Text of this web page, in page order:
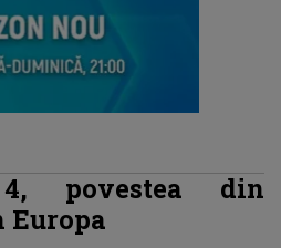
povestea din
Europa